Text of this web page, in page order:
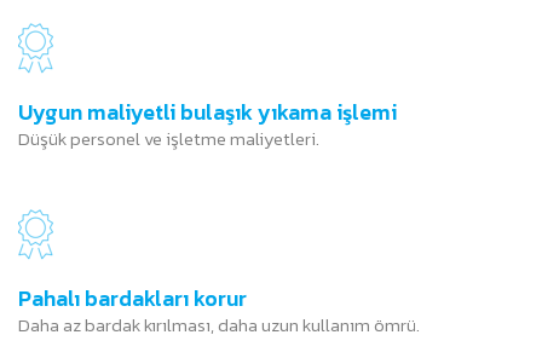
Uygun maliyetli bulaşık yıkama işlemi
Düşük personel ve işletme maliyetleri.
Pahalı bardakları korur
Daha az bardak kırılması, daha uzun kullanım ömrü.